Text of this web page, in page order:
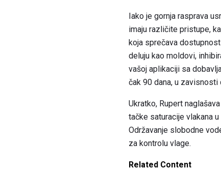
Iako je gornja rasprava
imaju različite pristupe,
koja sprečava
deluju kao moldovi,
vašoj aplikaciji sa
čak 90 dana, u zavisnosti
Ukratko, Rupert
tačke saturacije vlakana
Održavanje slobodne
za kontrolu vlage.
Related Content